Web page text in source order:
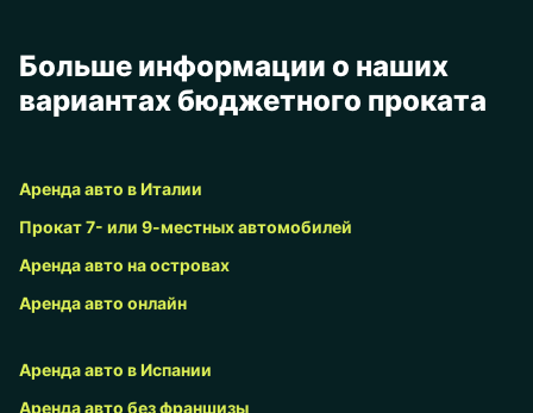
Больше информации о наших
вариантах бюджетного проката
Аренда авто в Италии
Прокат 7- или 9-местных автомобилей
Аренда авто на островах
Аренда авто онлайн
Аренда авто в Испании
Аренда авто без франшизы